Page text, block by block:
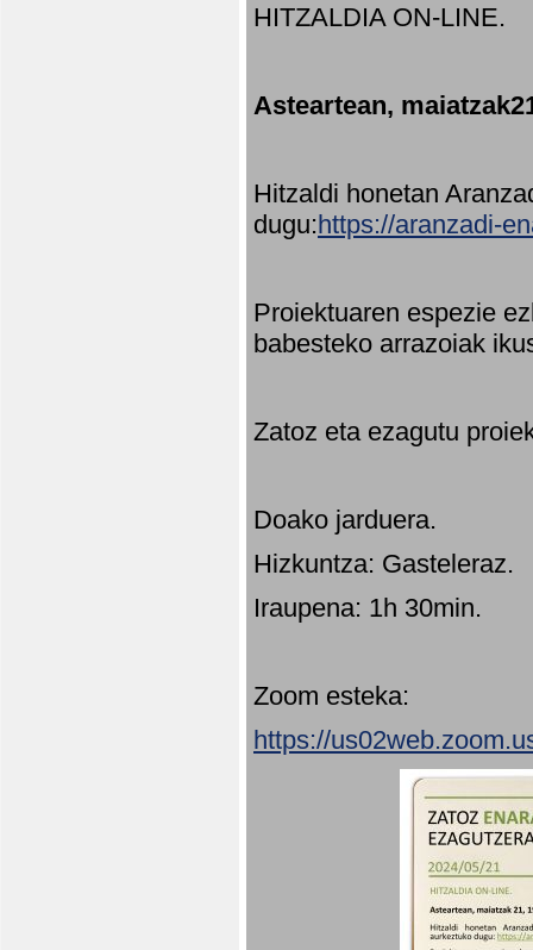
HITZALDIA ON-LINE.
Asteartean,
Hitzaldi honetan
dugu:https://aranzadi-
Proiektuaren espezie
babesteko arrazoiak
Zatoz eta ezagutu
Doako jarduera.
Hizkuntza: Gasteleraz.
Iraupena: 1h 30min.
Zoom esteka:
https://